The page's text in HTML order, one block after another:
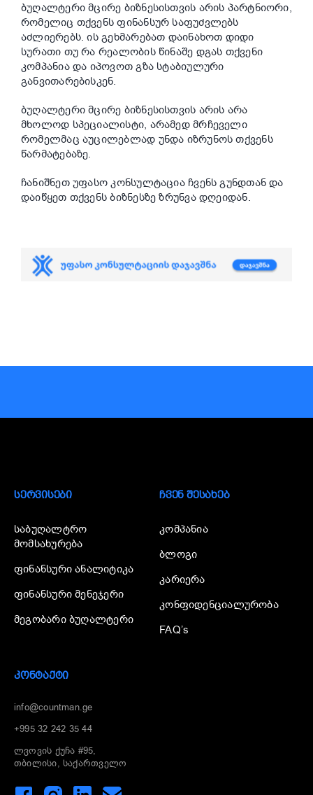
ბუღალტერი მცირე ბიზნესისთვის არის პარტნიორი,
რომელიც თქვენს ფინანსურ საფუძვლებს
აძლიერებს. ის გეხმარებათ დაინახოთ დიდი
სურათი თუ რა რეალობის წინაშე დგას თქვენი
კომპანია და იპოვოთ გზა სტაბიულური
განვითარებისკენ.
ბუღალტერი მცირე ბიზნესისთვის არის არა
მხოლოდ სპეციალისტი, არამედ მრჩეველი
რომელმაც აუცილებლად უნდა იზრუნოს თქვენს
წარმატებაზე.
ჩანიშნეთ უფასო კონსულტაცია ჩვენს გუნდთან და
დაიწყეთ თქვენს ბიზნესზე ზრუნვა დღეიდან.
ᲡᲔᲠᲕᲘᲡᲔᲑᲘ
საბუღალტრო
მომსახურება
ფინანსური ანალიტიკა
ფინანსური მენეჯერი
მეგობარი ბუღალტერი
ᲩᲕᲔᲜ ᲨᲔᲡᲐᲮᲔᲑ
კომპანია
ბლოგი
კარიერა
კონფიდენციალურობა
FAQ’s
ᲙᲝᲜᲢᲐᲥᲢᲘ
info@countman.ge
+995 32 242 35 44
ლვოვის ქუჩა #95,
თბილისი, საქართველო